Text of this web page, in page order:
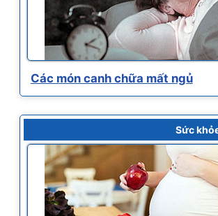
Các món canh chữa mất ngủ
Sức